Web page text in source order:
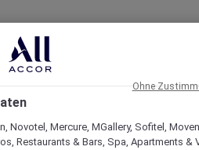
Novotel, Mercure, MGallery, Sofitel,
Restaurants & Bars, Spa, Apartments &
Ohne